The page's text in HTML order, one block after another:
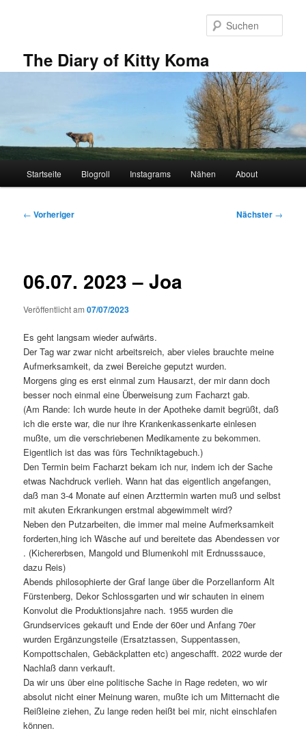
The Diary of Kitty Koma
Startseite Blogroll Instagrams Nähen About
Beitragsnavigation
← Vorheriger Nächster →
06.07. 2023 – Joa
Veröffentlicht am07/07/2023
Es geht langsam wieder aufwärts.
Der Tag war zwar nicht arbeitsreich, aber vieles brauchte meine
Aufmerksamkeit, da zwei Bereiche geputzt wurden.
Morgens ging es erst einmal zum Hausarzt, der mir dann doch
besser noch einmal eine Überweisung zum Facharzt gab.
(Am Rande: Ich wurde heute in der Apotheke damit begrüßt, daß
ich die erste war, die nur ihre Krankenkassenkarte einlesen
mußte, um die verschriebenen Medikamente zu bekommen.
Eigentlich ist das was fürs Techniktagebuch.)
Den Termin beim Facharzt bekam ich nur, indem ich der Sache
etwas Nachdruck verlieh. Wann hat das eigentlich angefangen,
daß man 3-4 Monate auf einen Arzttermin warten muß und selbst
mit akuten Erkrankungen erstmal abgewimmelt wird?
Neben den Putzarbeiten, die immer mal meine Aufmerksamkeit
forderten,hing ich Wäsche auf und bereitete das Abendessen vor
. (Kichererbsen, Mangold und Blumenkohl mit Erdnusssauce,
dazu Reis)
Abends philosophierte der Graf lange über die Porzellanform Alt
Fürstenberg, Dekor Schlossgarten und wir schauten in einem
Konvolut die Produktionsjahre nach. 1955 wurden die
Grundservices gekauft und Ende der 60er und Anfang 70er
wurden Ergänzungsteile (Ersatztassen, Suppentassen,
Kompottschalen, Gebäckplatten etc) angeschafft. 2022 wurde der
Nachlaß dann verkauft.
Da wir uns über eine politische Sache in Rage redeten, wo wir
absolut nicht einer Meinung waren, mußte ich um Mitternacht die
Reißleine ziehen, Zu lange reden heißt bei mir, nicht einschlafen
können.